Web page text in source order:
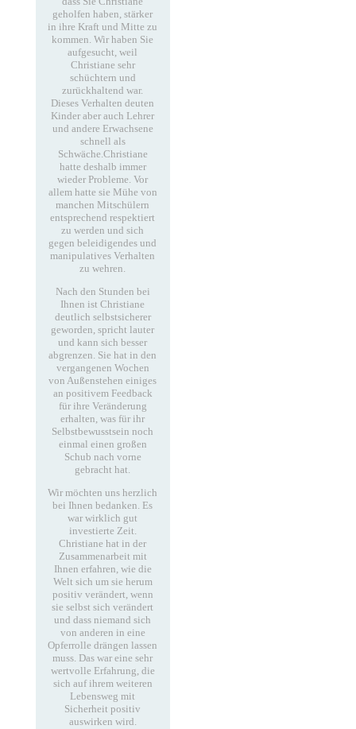
geholfen haben, stärker
in ihre Kraft und Mitte zu
kommen. Wir haben Sie
aufgesucht, weil
Christiane sehr
schüchtern und
zurückhaltend war.
Dieses Verhalten deuten
Kinder aber auch Lehrer
und andere Erwachsene
schnell als
Schwäche.Christiane
hatte deshalb immer
wieder Probleme. Vor
allem hatte sie Mühe von
manchen Mitschülern
entsprechend respektiert
zu werden und sich
gegen beleidigendes und
manipulatives Verhalten
zu wehren.
Nach den Stunden bei
Ihnen ist Christiane
deutlich selbstsicherer
geworden, spricht lauter
und kann sich besser
abgrenzen. Sie hat in den
vergangenen Wochen
von Außenstehen einiges
an positivem Feedback
für ihre Veränderung
erhalten, was für ihr
Selbstbewusstsein noch
einmal einen großen
Schub nach vorne
gebracht hat.
Wir möchten uns herzlich
bei Ihnen bedanken. Es
war wirklich gut
investierte Zeit.
Christiane hat in der
Zusammenarbeit mit
Ihnen erfahren, wie die
Welt sich um sie herum
positiv verändert, wenn
sie selbst sich verändert
und dass niemand sich
von anderen in eine
Opferrolle drängen lassen
muss. Das war eine sehr
wertvolle Erfahrung, die
sich auf ihrem weiteren
Lebensweg mit
Sicherheit positiv
auswirken wird.